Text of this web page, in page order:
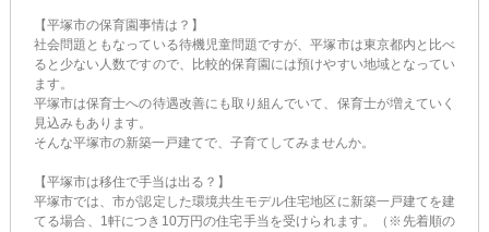
【平塚市の保育園事情は？】
社会問題ともなっている待機児童問題ですが、平塚市は東京都内と比べ
ると少ない人数ですので、比較的保育園には預けやすい地域となってい
ます。
平塚市は保育士への待遇改善にも取り組んでいて、保育士が増えていく
見込みもあります。
そんな平塚市の新築一戸建てで、子育てしてみませんか。
【平塚市は移住で手当は出る？】
平塚市では、市が認定した環境共生モデル住宅地区に新築一戸建てを建
てる場合、1軒につき10万円の住宅手当を受けられます。（※先着順の